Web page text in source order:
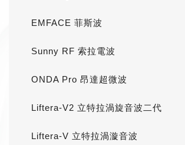
EMFACE 菲斯波
Sunny RF 索拉電波
ONDA Pro 昂達超微波
Liftera-V2 立特拉渦旋音波二代
Liftera-V 立特拉渦漩音波